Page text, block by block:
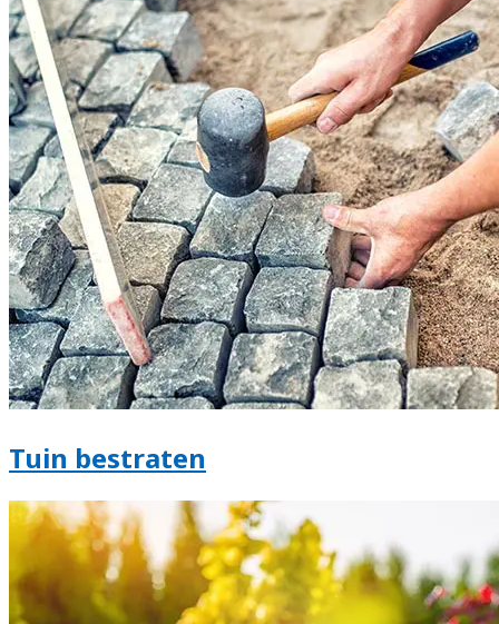
Tuin bestraten